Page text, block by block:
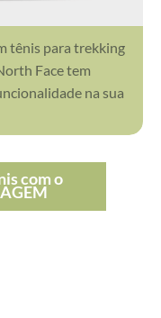
tênis para trekking
Face tem
na sua
com o